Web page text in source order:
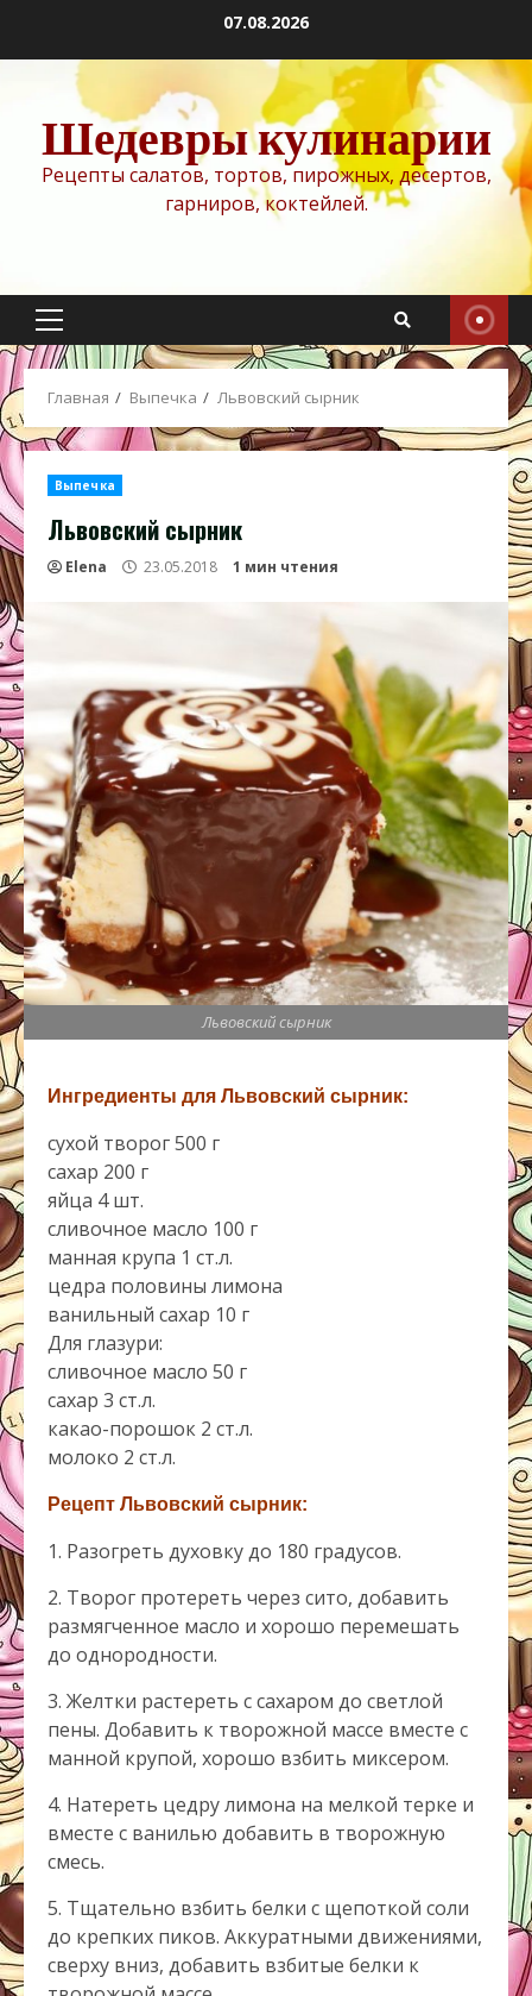
содержимому
07.08.2026
Шедевры кулинарии
Рецепты салатов, тортов, пирожных, десертов,
гарниров, коктейлей.
Основное
меню
Главная Выпечка Львовский сырник
Выпечка
Львовский сырник
Elena 23.05.2018 1 мин чтения
Львовский сырник
Ингредиенты для Львовский сырник:
сухой творог 500 г
сахар 200 г
яйца 4 шт.
сливочное масло 100 г
манная крупа 1 ст.л.
цедра половины лимона
ванильный сахар 10 г
Для глазури:
сливочное масло 50 г
сахар 3 ст.л.
какао-порошок 2 ст.л.
молоко 2 ст.л.
Рецепт Львовский сырник:
1. Разогреть духовку до 180 градусов.
2. Творог протереть через сито, добавить
размягченное масло и хорошо перемешать
до однородности.
3. Желтки растереть с сахаром до светлой
пены. Добавить к творожной массе вместе с
манной крупой, хорошо взбить миксером.
4. Натереть цедру лимона на мелкой терке и
вместе с ванилью добавить в творожную
смесь.
5. Тщательно взбить белки с щепоткой соли
до крепких пиков. Аккуратными движениями,
сверху вниз, добавить взбитые белки к